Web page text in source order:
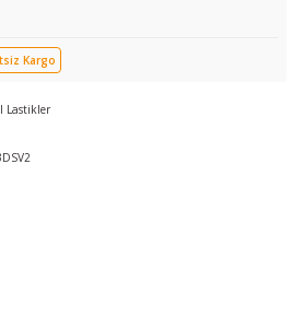
Kargo
Lastikler